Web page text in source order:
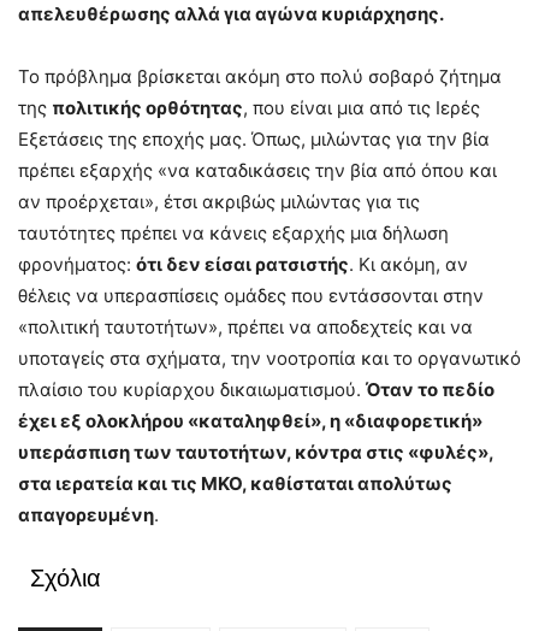
απελευθέρωσης αλλά για αγώνα κυριάρχησης.
Το πρόβλημα βρίσκεται ακόμη στο πολύ σοβαρό ζήτημα
της πολιτικής ορθότητας, που είναι μια από τις Ιερές
Εξετάσεις της εποχής μας. Όπως, μιλώντας για την βία
πρέπει εξαρχής «να καταδικάσεις την βία από όπου και
αν προέρχεται», έτσι ακριβώς μιλώντας για τις
ταυτότητες πρέπει να κάνεις εξαρχής μια δήλωση
φρονήματος: ότι δεν είσαι ρατσιστής. Κι ακόμη, αν
θέλεις να υπερασπίσεις ομάδες που εντάσσονται στην
«πολιτική ταυτοτήτων», πρέπει να αποδεχτείς και να
υποταγείς στα σχήματα, την νοοτροπία και το οργανωτικό
πλαίσιο του κυρίαρχου δικαιωματισμού. Όταν το πεδίο
έχει εξ ολοκλήρου «καταληφθεί», η «διαφορετική»
υπεράσπιση των ταυτοτήτων, κόντρα στις «φυλές»,
στα ιερατεία και τις ΜΚΟ, καθίσταται απολύτως
απαγορευμένη.
Σχόλια